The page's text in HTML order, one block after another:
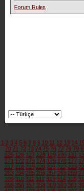
Forum Rules
1 2 3 4 5 6 7 8 9 10 11 12 13 14
70 71 72 73 74 75 76 77 78 79
125 126 127 128 129 130 131
171 172 173 174 175 176 177
217 218 219 220 221 222 223
263 264 265 266 267 268 269
309 310 311 312 313 314 315
355 356 357 358 359 360 361